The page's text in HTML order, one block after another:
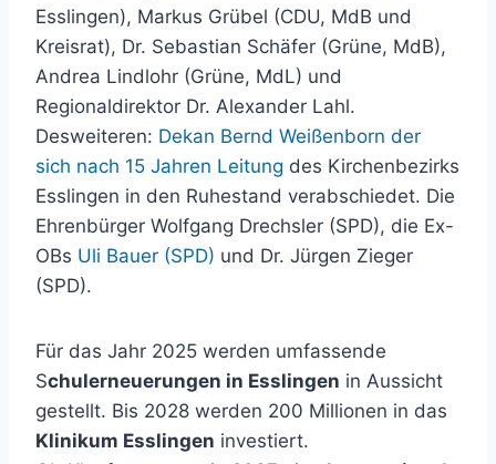
Esslingen), Markus Grübel (CDU, MdB und
Kreisrat), Dr. Sebastian Schäfer (Grüne, MdB),
Andrea Lindlohr (Grüne, MdL) und
Regionaldirektor Dr. Alexander Lahl.
Desweiteren: Dekan Bernd Weißenborn der
sich nach 15 Jahren Leitung des Kirchenbezirks
Esslingen in den Ruhestand verabschiedet. Die
Ehrenbürger Wolfgang Drechsler (SPD), die Ex-
OBs Uli Bauer (SPD) und Dr. Jürgen Zieger
(SPD).
Für das Jahr 2025 werden umfassende
Schulerneuerungen in Esslingen in Aussicht
gestellt. Bis 2028 werden 200 Millionen in das
Klinikum Esslingen investiert.